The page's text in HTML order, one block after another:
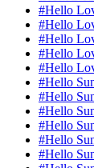
#Hello
#Hello
#Hello
#Hello
#Hello
#Hello
#Hello
#Hello
#Hello
#Hello
#Hello